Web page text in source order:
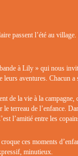
passent l’été au
à Lily » qui nous
aventures. Chacun a
de la vie à la campagne,
terreau de l’enfance.
l’amitié entre les
ces moments
minutieux.